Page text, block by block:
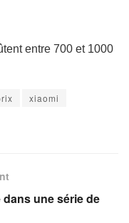
entre 700 et 1000
xiaomi
une série de